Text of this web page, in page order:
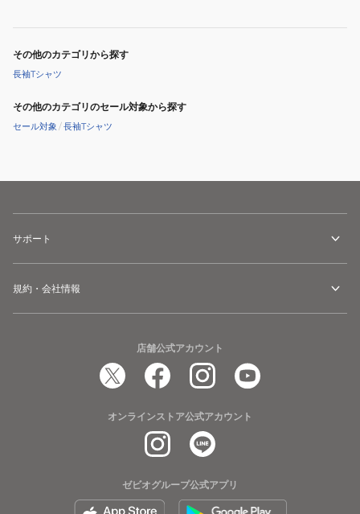
その他のカテゴリから探す
長袖Tシャツ
その他のカテゴリのセール対象から探す
セール対象 /長袖Tシャツ
サポート
規約・会社情報
店舗公式アカウント
オンラインストア公式アカウント
ゼビオグループ公式アプリ